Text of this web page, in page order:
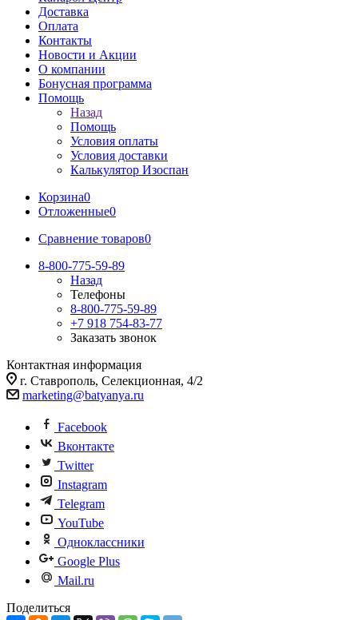
Доставка
Оплата
Контакты
Новости и Акции
О компании
Бонусная программа
Помощь
Назад
Помощь
Условия оплаты
Условия доставки
Калькулятор Изоспан
Корзина0
Отложенные0
Сравнение товаров0
8-800-775-59-89
Назад
Телефоны
8-800-775-59-89
+7 918 754-83-77
Заказать звонок
Контактная информация
г. Ставрополь, Селекционная, 4/2
marketing@batyanya.ru
Facebook
Вконтакте
Twitter
Instagram
Telegram
YouTube
Одноклассники
Google Plus
Mail.ru
Поделиться